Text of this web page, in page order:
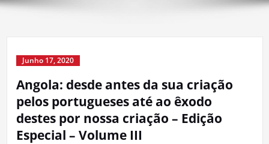
Junho 17, 2020
Angola: desde antes da sua criação
pelos portugueses até ao êxodo
destes por nossa criação – Edição
Especial – Volume III